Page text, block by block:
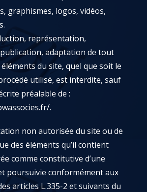
graphismes, logos, vidéos,
représentation,
adaptation de tout
du site, quel que soit le
utilisé, est interdite, sauf
préalable de :
.
non autorisée du site ou de
des éléments qu’il contient
comme constitutive d’une
poursuivie conformément aux
articles L.335-2 et suivants du